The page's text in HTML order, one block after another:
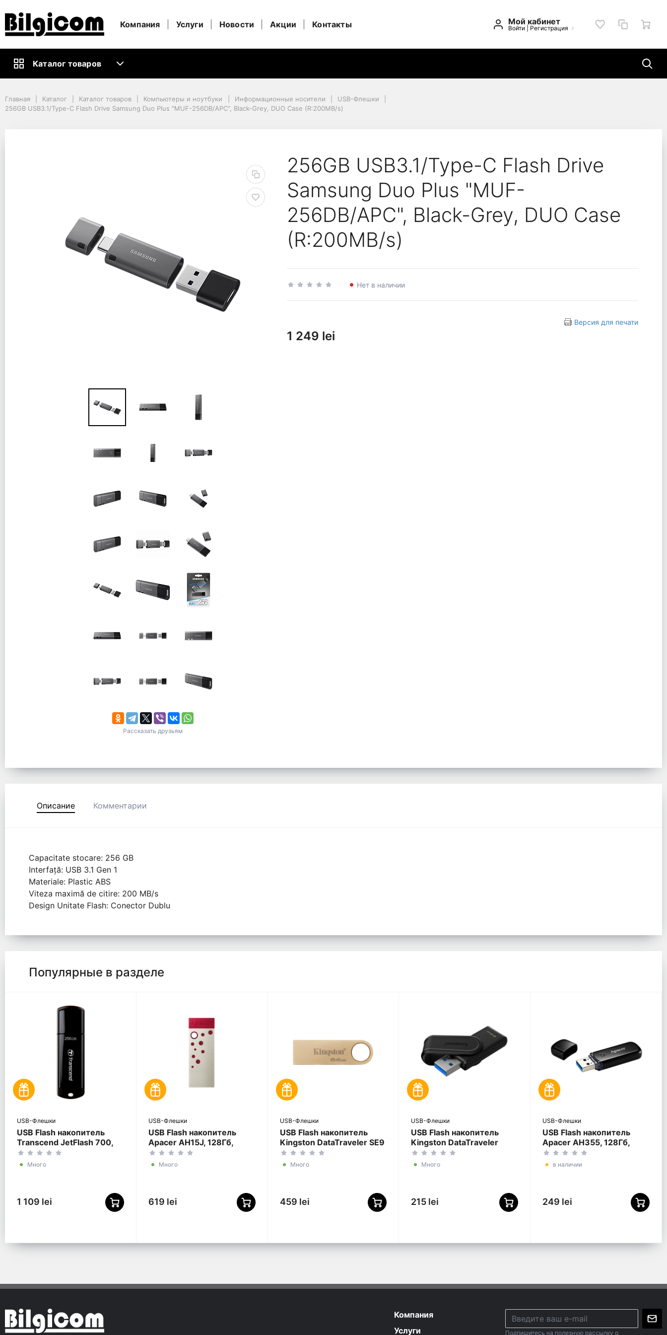
Мой кабинет
Войти| Регистрация
Компания Услуги Новости Акции Контакты
Каталог товаров
Главная
Компьютеры и ноутбуки
Информационные носители
Главная Каталог Каталог товаров Компьютеры и ноутбуки Информационные носители
USB-Флешки
256GB USB3.1/Type-C Flash Drive Samsung Duo Plus "MUF-256DB/APC", Black-Grey, DUO Case (R:200MB/s)
Рассказать друзьям
256GB USB3.1/Type-C Flash Drive
Samsung Duo Plus "MUF-
256DB/APC", Black-Grey, DUO Case
(R:200MB/s)
Нет в наличии
Версия для печати
1 249 lei
Описание Комментарии
Capacitate stocare: 256 GB
Interfață: USB 3.1 Gen 1
Materiale: Plastic ABS
Viteza maximă de citire: 200 MB/s
Design Unitate Flash: Conector Dublu
Популярные в разделе
USB-Флешки
USB Flash накопитель
Transcend JetFlash 700,
256Гб, Чёрный
Много
1 109 lei
USB-Флешки
USB Flash накопитель
Apacer AH15J, 128Гб,
Красный
Много
619 lei
USB-Флешки
USB Flash накопитель
Kingston DataTraveler SE9
G3, 64Гб, Золотой
Много
459 lei
USB-Флешки
USB Flash накопитель
Kingston DataTraveler
Exodia S, 64Гб, Чёрный
Много
215 lei
USB-Флешки
USB Flash накопитель
Apacer AH355, 128Гб,
Чёрный
в наличии
249 lei
Компания
Услуги
Подпишитесь на полезную рассылку о